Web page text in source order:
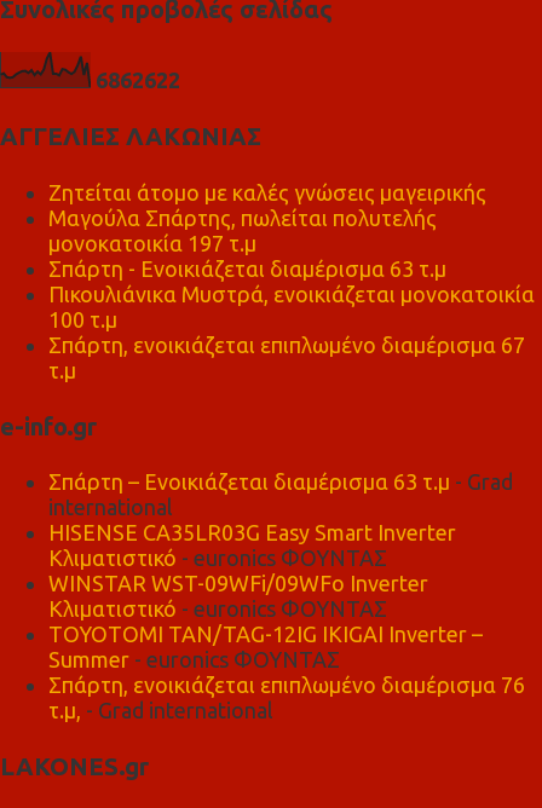
Συνολικές προβολές σελίδας
6862622
ΑΓΓΕΛΙΕΣ ΛΑΚΩΝΙΑΣ
Ζητείται άτομο με καλές γνώσεις μαγειρικής
Μαγούλα Σπάρτης, πωλείται πολυτελής
μονοκατοικία 197 τ.μ
Σπάρτη - Ενοικιάζεται διαμέρισμα 63 τ.μ
Πικουλιάνικα Μυστρά, ενοικιάζεται μονοκατοικία
100 τ.μ
Σπάρτη, ενοικιάζεται επιπλωμένο διαμέρισμα 67
τ.μ
e-info.gr
Σπάρτη – Ενοικιάζεται διαμέρισμα 63 τ.μ - Grad
international
HISENSE CA35LR03G Easy Smart Inverter
Κλιματιστικό - euronics ΦΟΥΝΤΑΣ
WINSTAR WST-09WFi/09WFo Inverter
Κλιματιστικό - euronics ΦΟΥΝΤΑΣ
TOYOTOMI TAN/TAG-12IG IKIGAI Inverter –
Summer - euronics ΦΟΥΝΤΑΣ
Σπάρτη, ενοικιάζεται επιπλωμένο διαμέρισμα 76
τ.μ, - Grad international
LAKONES.gr